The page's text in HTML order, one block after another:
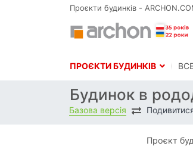
Проєкти будинків -
ПРОЄКТИ БУДИНКІВ
Будинок в
Базова версія
Проєкт